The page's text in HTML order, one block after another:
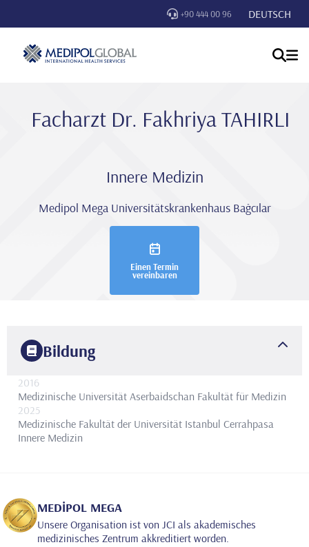
+90 444 00 96 DEUTSCH
Facharzt Dr. Fakhriya TAHIRLI
Innere Medizin
Medipol Mega Universitätskrankenhaus Bağcılar
Einen Termin
vereinbaren
Bildung
2016
Medizinische Universität Aserbaidschan Fakultät für Medizin
2025
Medizinische Fakultät der Universität Istanbul Cerrahpasa
Innere Medizin
MEDİPOL MEGA
Unsere Organisation ist von JCI als akademisches
medizinisches Zentrum akkreditiert worden.